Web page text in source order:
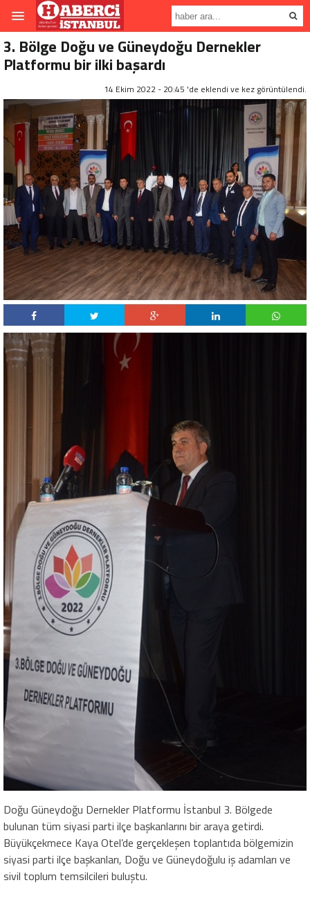
3. Bölge Doğu ve Güneydoğu Dernekler
Platformu bir ilki başardı
14 Ekim 2022 - 20:45 'de eklendi ve kez görüntülendi.
Doğu Güneydoğu Dernekler Platformu İstanbul 3. Bölgede
bulunan tüm siyasi parti ilçe başkanlarını bir araya getirdi.
Büyükçekmece Kaya Otel’de gerçekleşen toplantıda bölgemizin
siyasi parti ilçe başkanları, Doğu ve Güneydoğulu iş adamları ve
sivil toplum temsilcileri buluştu.